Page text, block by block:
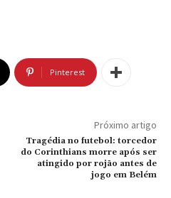
Pinterest
Próximo artigo
Tragédia no futebol: torcedor
do Corinthians morre após ser
atingido por rojão antes de
jogo em Belém